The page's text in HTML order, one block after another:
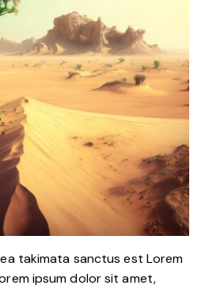
takimata sanctus est Lorem
ipsum dolor sit amet,